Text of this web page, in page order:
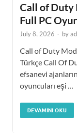
Call of Duty
Full PC
July 8, 2026 - by
Call of Duty
Türkçe Call Of
efsanevi
oyuncuları eşi …
DEVAMINI OKU